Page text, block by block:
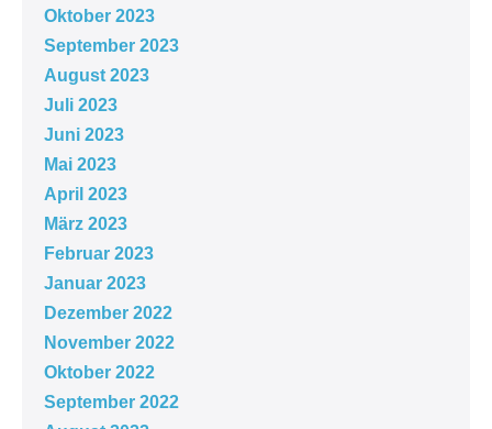
Oktober 2023
September 2023
August 2023
Juli 2023
Juni 2023
Mai 2023
April 2023
März 2023
Februar 2023
Januar 2023
Dezember 2022
November 2022
Oktober 2022
September 2022